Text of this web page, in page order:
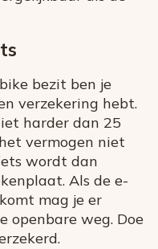
bezit ben je
verzekering hebt.
harder dan 25
vermogen niet
wordt dan
Als de e-
mag je er
openbare weg. Doe